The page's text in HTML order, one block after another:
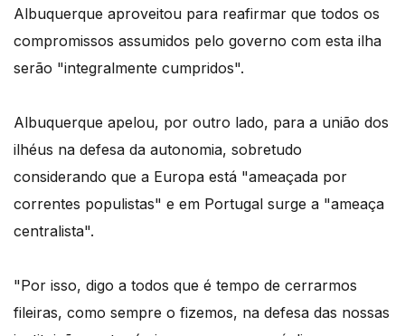
Albuquerque aproveitou para reafirmar que todos os
compromissos assumidos pelo governo com esta ilha
serão "integralmente cumpridos".
Albuquerque apelou, por outro lado, para a união dos
ilhéus na defesa da autonomia, sobretudo
considerando que a Europa está "ameaçada por
correntes populistas" e em Portugal surge a "ameaça
centralista".
"Por isso, digo a todos que é tempo de cerrarmos
fileiras, como sempre o fizemos, na defesa das nossas